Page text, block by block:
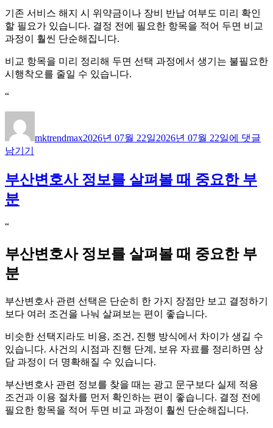
기존 서비스 해지 시 위약금이나 장비 반납 여부도 미리 확인
할 필요가 있습니다. 결정 전에 필요한 항목을 적어 두면 비교
과정이 훨씬 단순해집니다.
비교 항목을 미리 정리해 두면 선택 과정에서 생기는 불필요한
시행착오를 줄일 수 있습니다.
“
이
mktrendmax일
2026년 07월 22일2026년 07월 22일터
심
해
법
에 댓글
남기기
부산변호사 정보를 살펴볼 때 중요한 부
분
“
부산변호사 정보를 살펴볼 때 중요한 부
분
부산변호사 관련 선택은 단순히 한 가지 장점만 보고 결정하기
보다 여러 조건을 나눠 살펴보는 편이 좋습니다.
비슷한 선택지라도 비용, 조건, 진행 방식에서 차이가 생길 수
있습니다. 사건의 시점과 진행 단계, 보유 자료를 정리하면 상
담 과정이 더 명확해질 수 있습니다.
부산변호사 관련 정보를 찾을 때는 광고 문구보다 실제 적용
조건과 이용 절차를 먼저 확인하는 편이 좋습니다. 결정 전에
필요한 항목을 적어 두면 비교 과정이 훨씬 단순해집니다.